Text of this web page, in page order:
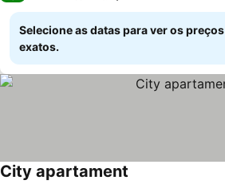
Selecione as datas para ver os preços
exatos.
City apartament